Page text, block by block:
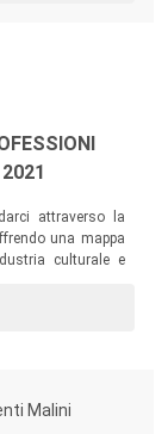
attraverso la
una mappa
culturale e
e affondi sui
professioni
Malini